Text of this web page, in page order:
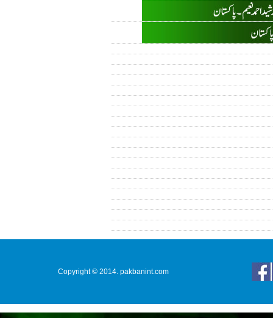
Copyright © 2014. pakbanint.com